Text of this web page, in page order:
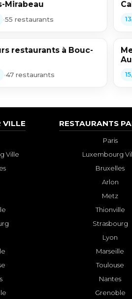
Mirabeau
•55 restaurants
restaurants à Bouc-
•47 restaurants
VILLE
Ville
RESTAURANTS
Paris
Luxembourg
Bruxelles
Arlon
Metz
Thionville
Strasbourg
Lyon
Marseille
Toulouse
Nantes
Grenoble